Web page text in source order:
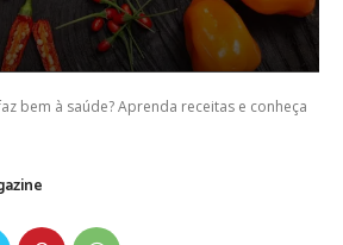
bem à saúde? Aprenda receitas e conheça